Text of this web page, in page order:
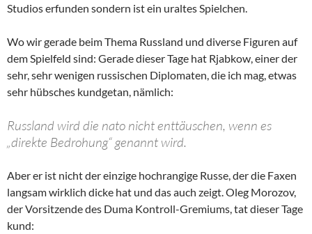
Studios erfunden sondern ist ein uraltes Spielchen.
Wo wir gerade beim Thema Russland und diverse Figuren auf
dem Spielfeld sind: Gerade dieser Tage hat Rjabkow, einer der
sehr, sehr wenigen russischen Diplomaten, die ich mag, etwas
sehr hübsches kundgetan, nämlich:
Russland wird die nato nicht enttäuschen, wenn es
„direkte Bedrohung“ genannt wird.
Aber er ist nicht der einzige hochrangige Russe, der die Faxen
langsam wirklich dicke hat und das auch zeigt. Oleg Morozov,
der Vorsitzende des Duma Kontroll-Gremiums, tat dieser Tage
kund: